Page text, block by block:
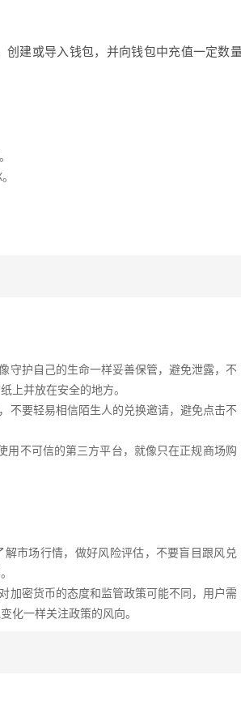
建或导入钱包，并向钱包中充值一定数
守护自己的生命一样妥善保管，避免泄露，不
上并放在安全的地方。
不要轻易相信陌生人的兑换邀请，避免点击不
不可信的第三方平台，就像只在正规商场购
市场行情，做好风险评估，不要盲目跟风兑
加密货币的态度和监管政策可能不同，用户需
化一样关注政策的风向。